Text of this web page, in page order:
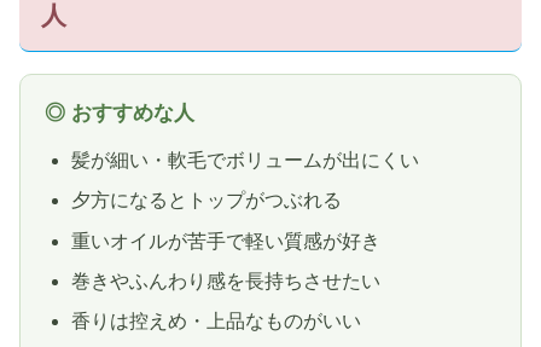
人
◎ おすすめな人
髪が細い・軟毛でボリュームが出にくい
夕方になるとトップがつぶれる
重いオイルが苦手で軽い質感が好き
巻きやふんわり感を長持ちさせたい
香りは控えめ・上品なものがいい